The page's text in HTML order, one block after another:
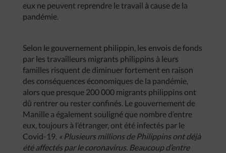
eux ne peuvent reprendre le travail à cause de la
pandémie.
Selon le gouvernement philippin, les envois de fonds
par les travailleurs migrants philippins à leurs
familles risquent de diminuer fortement en raison
des conséquences économiques de la pandémie,
alors que presque 200 000 migrants philippins ont
dû rentrer ou rester confinés. Le gouvernement de
Manille a également souligné que nombre d’entre
eux, toujours à l’étranger, ont été infectés par le
Covid-19. « Plusieurs millions de Philippins ont déjà
été affectés par le coronavirus. Beaucoup d’entre